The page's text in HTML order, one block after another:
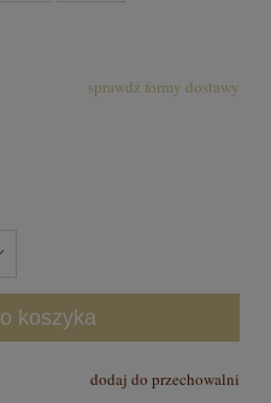
płatnościsprawdź formy dostawy
koszyka
dodaj do przechowalni